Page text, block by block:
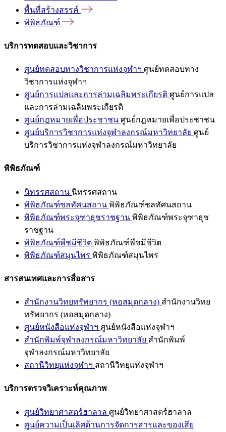
พื้นที่สร้างสรรค์
พิพิธภัณฑ์
บริการทดสอบและวิชาการ
ศูนย์ทดสอบทางวิชาการแห่งจุฬาฯ ศูนย์ทดสอบทาง
วิชาการแห่งจุฬาฯ
ศูนย์การแปลและการล่ามเฉลิมพระเกียรติ ศูนย์การแปล
และการล่ามเฉลิมพระเกียรติ
ศูนย์กฎหมายเพื่อประชาชน ศูนย์กฎหมายเพื่อประชาชน
ศูนย์บริการวิชาการแห่งจุฬาลงกรณ์มหาวิทยาลัย ศูนย์
บริการวิชาการแห่งจุฬาลงกรณ์มหาวิทยาลัย
พิพิธภัณฑ์
นิทรรศสถาน นิทรรศสถาน
พิพิธภัณฑ์ชลทัศนสถาน พิพิธภัณฑ์ชลทัศนสถาน
พิพิธภัณฑ์พระจุฑาธุชราชฐาน พิพิธภัณฑ์พระจุฑาธุช
ราชฐาน
พิพิธภัณฑ์พืชมีชีวิต พิพิธภัณฑ์พืชมีชีวิต
พิพิธภัณฑ์สมุนไพร พิพิธภัณฑ์สมุนไพร
สารสนเทศและการสื่อสาร
สำนักงานวิทยทรัพยากร (หอสมุดกลาง) สำนักงานวิทย
ทรัพยากร (หอสมุดกลาง)
ศูนย์หนังสือแห่งจุฬาฯ ศูนย์หนังสือแห่งจุฬาฯ
สำนักพิมพ์จุฬาลงกรณ์มหาวิทยาลัย สำนักพิมพ์
จุฬาลงกรณ์มหาวิทยาลัย
สถานีวิทยุแห่งจุฬาฯ สถานีวิทยุแห่งจุฬาฯ
บริการตรวจวิเคราะห์คุณภาพ
ศูนย์วิทยาศาสตร์ฮาลาล ศูนย์วิทยาศาสตร์ฮาลาล
ศูนย์ความเป็นเลิศด้านการจัดการสารและของเสีย